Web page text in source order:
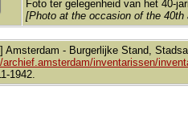
Foto ter gelegenheid van het 40-
[Photo at the occasion of the
] Amsterdam - Burgerlijke Stand,
inventarissen/
1942.